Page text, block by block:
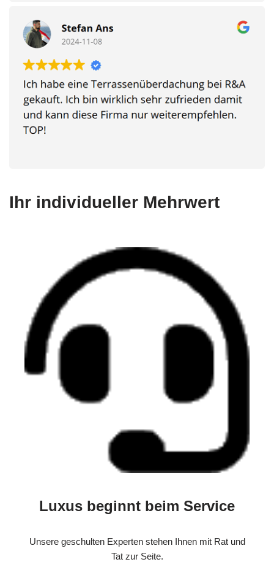
Ihr individueller Mehrwert
Luxus beginnt beim Service
Unsere geschulten Experten stehen Ihnen mit Rat und
Tat zur Seite.